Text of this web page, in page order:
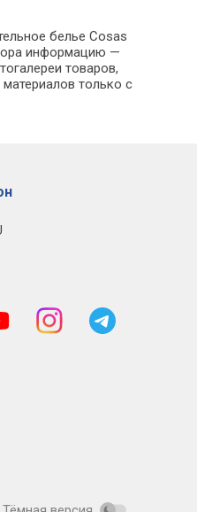
белье Cosas
информацию —
товаров,
только с